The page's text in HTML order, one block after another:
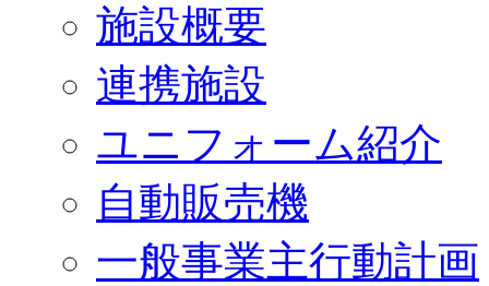
施設概要
連携施設
ユニフォーム紹介
自動販売機
一般事業主行動計画